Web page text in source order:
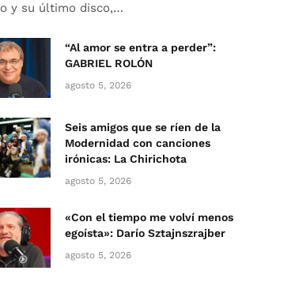
y su último disco,…
“Al amor se entra a perder”:
GABRIEL ROLÓN
agosto 5, 2026
Seis amigos que se ríen de la
Modernidad con canciones
irónicas: La Chirichota
agosto 5, 2026
«Con el tiempo me volví menos
egoísta»: Darío Sztajnszrajber
agosto 5, 2026